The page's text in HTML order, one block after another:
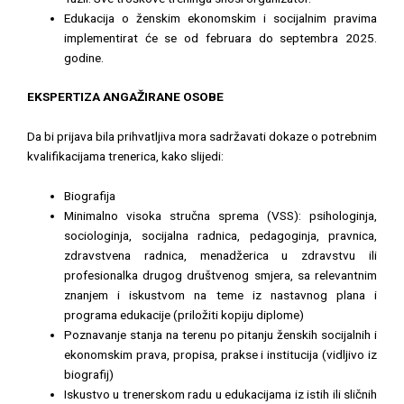
Edukacija o ženskim ekonomskim i socijalnim pravima
implementirat će se od februara do septembra 2025.
godine.
EKSPERTIZA ANGAŽIRANE OSOBE
Da bi prijava bila prihvatljiva mora sadržavati dokaze o potrebnim
kvalifikacijama trenerica, kako slijedi:
Biografija
Minimalno visoka stručna sprema (VSS): psihologinja,
sociologinja, socijalna radnica, pedagoginja, pravnica,
zdravstvena radnica, menadžerica u zdravstvu ili
profesionalka drugog društvenog smjera, sa relevantnim
znanjem i iskustvom na teme iz nastavnog plana i
programa edukacije (priložiti kopiju diplome)
Poznavanje stanja na terenu po pitanju ženskih socijalnih i
ekonomskim prava, propisa, prakse i institucija (vidljivo iz
biografij)
Iskustvo u trenerskom radu u edukacijama iz istih ili sličnih